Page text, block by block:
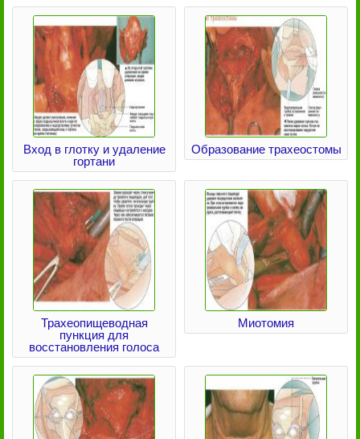
Вход в глотку и удаление
гортани
Образование трахеостомы
Трахеопищеводная
пункция для
восстановления голоса
Миотомия